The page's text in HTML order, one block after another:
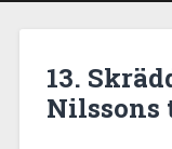
13.
Nilssons